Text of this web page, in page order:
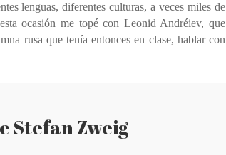
lenguas, diferentes culturas, a veces miles de
ocasión me topé con Leonid Andréiev, que
rusa que tenía entonces en clase, hablar con
Stefan Zweig